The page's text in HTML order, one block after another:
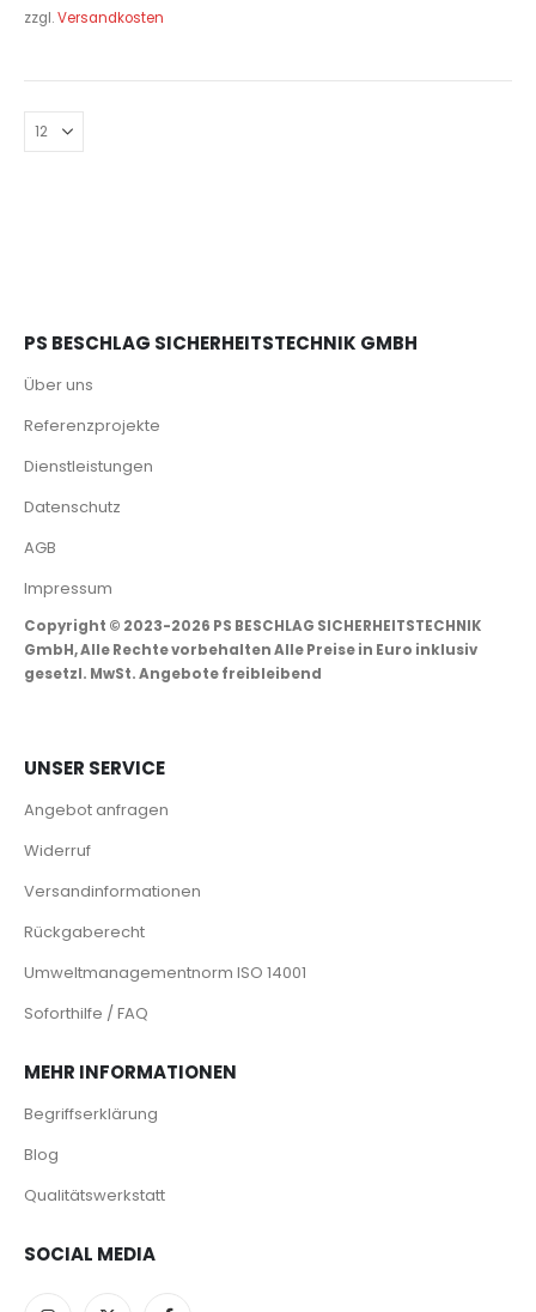
zzgl.Versandkosten
PS BESCHLAG SICHERHEITSTECHNIK GMBH
Über uns
Referenzprojekte
Dienstleistungen
Datenschutz
AGB
Impressum
Copyright © 2023-2026 PS BESCHLAG SICHERHEITSTECHNIK
GmbH, Alle Rechte vorbehalten Alle Preise in Euro inklusiv
gesetzl. MwSt. Angebote freibleibend
UNSER SERVICE
Angebot anfragen
Widerruf
Versandinformationen
Rückgaberecht
Umweltmanagementnorm ISO 14001
Soforthilfe / FAQ
MEHR INFORMATIONEN
Begriffserklärung
Blog
Qualitätswerkstatt
SOCIAL MEDIA